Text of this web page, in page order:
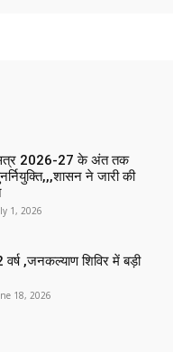
सत्र 2026-27 के अंत तक
ने जारी की
1, 2026
,जनकल्याण शिविर में बड़ी
18, 2026